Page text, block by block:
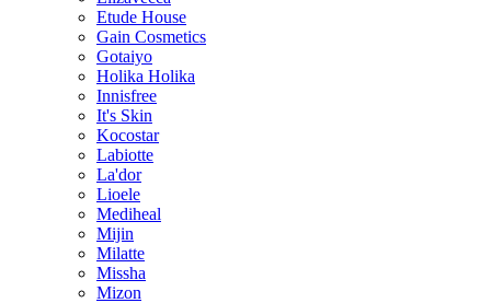
Etude House
Gain Cosmetics
Gotaiyo
Holika Holika
Innisfree
It's Skin
Kocostar
Labiotte
La'dor
Lioele
Mediheal
Mijin
Milatte
Missha
Mizon